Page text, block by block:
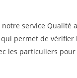
service Qualité
permet de
les particuliers